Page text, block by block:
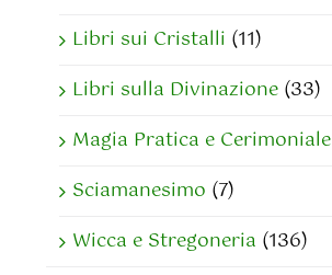
Libri sui Cristalli (11)
Libri sulla Divinazione (33)
Magia Pratica e Cerimoniale
Sciamanesimo (7)
Wicca e Stregoneria (136)